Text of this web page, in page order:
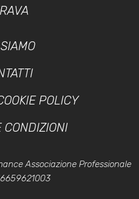
POLICY
CONDIZIONI
Associazione Professionale